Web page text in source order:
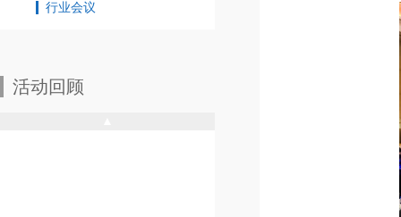
行业会议
活动回顾